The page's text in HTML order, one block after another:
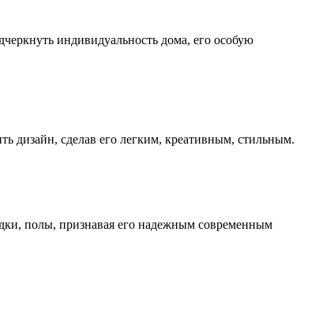
индивидуальность дома, его особую
дизайн, сделав его легким, креативным, стильным.
полы, признавая его надежным современным